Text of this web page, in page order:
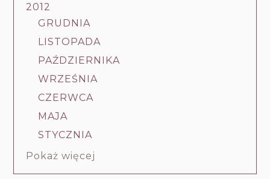
2012
GRUDNIA
LISTOPADA
PAŹDZIERNIKA
WRZEŚNIA
CZERWCA
MAJA
STYCZNIA
Pokaż więcej